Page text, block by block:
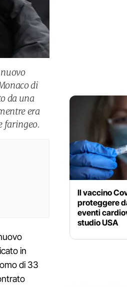
di
da una
era
faringeo.
in
di 33
Il vaccino
proteggere
eventi
studio USA